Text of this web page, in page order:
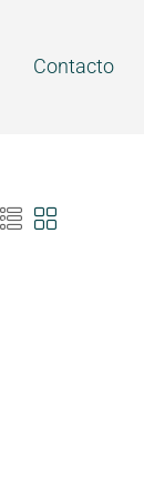
Contacto